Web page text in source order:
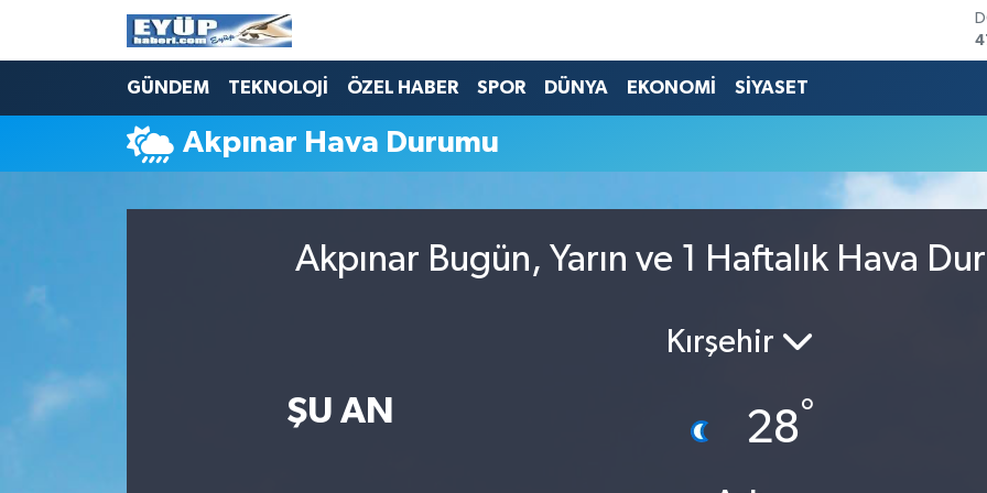
GÜNDEM TEKNOLOJİ ÖZEL HABER SPOR DÜNYA EKONOMİ SİYASET
Akpınar Hava Durumu
Akpınar Bugün, Yarın ve 1 Haftalık Hava
ŞU AN
Kırşehir
28°